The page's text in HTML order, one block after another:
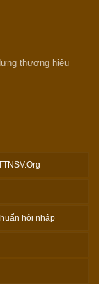
thương hiệu
hội nhập